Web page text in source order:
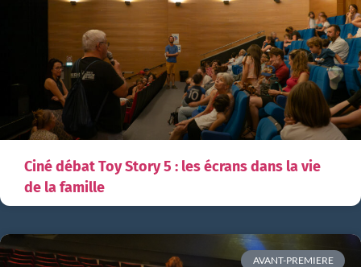
Ciné débat Toy Story 5 : les écrans dans la vie
de la famille
AVANT-PREMIERE